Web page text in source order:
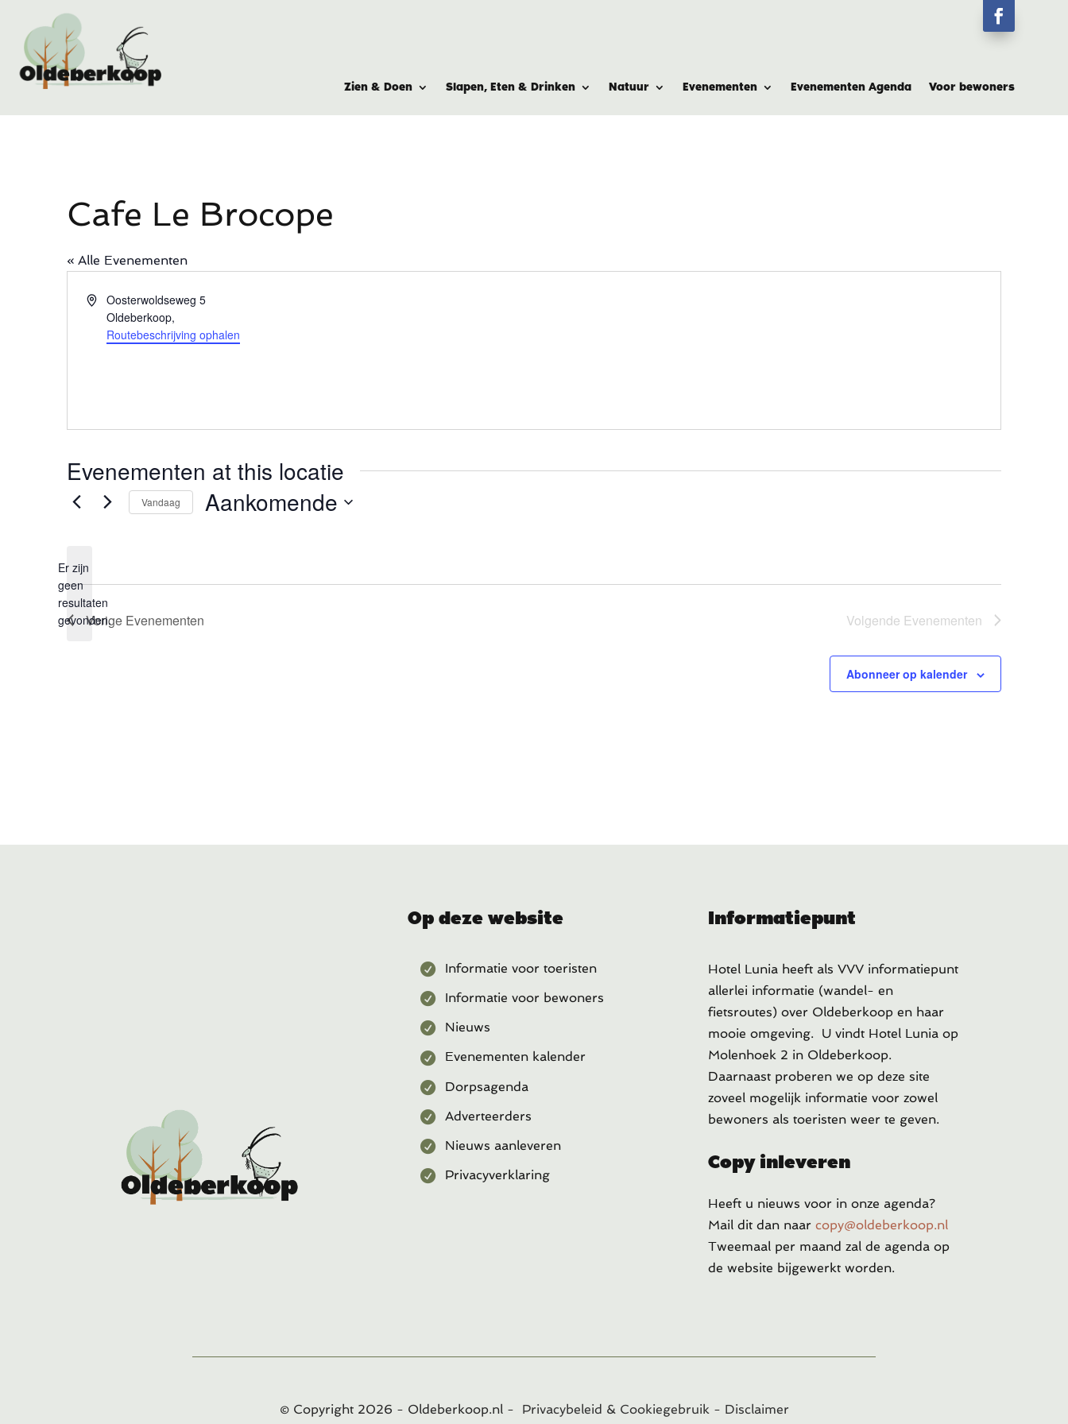
Zien & Doen Slapen, Eten & Drinken Natuur Evenementen Evenementen Agenda Voor bewoners
Cafe Le Brocope
« Alle Evenementen
AdresOosterwoldseweg 5
Oldeberkoop,
Routebeschrijving ophalen
Evenementen at this locatie
Bericht
Er zijn
geen
resultaten
gevonden.
Vandaag Aankomende
Vorige Evenementen Volgende Evenementen
Abonneer op kalender
Op deze website
Informatie voor toeristen
Informatie voor bewoners
Nieuws
Evenementen kalender
Dorpsagenda
Adverteerders
Nieuws aanleveren
Privacyverklaring
Informatiepunt
Hotel Lunia heeft als VVV informatiepunt
allerlei informatie (wandel- en
fietsroutes) over Oldeberkoop en haar
mooie omgeving. U vindt Hotel Lunia op
Molenhoek 2 in Oldeberkoop.
Daarnaast proberen we op deze site
zoveel mogelijk informatie voor zowel
bewoners als toeristen weer te geven.
Copy inleveren
Heeft u nieuws voor in onze agenda?
Mail dit dan naar copy@oldeberkoop.nl
Tweemaal per maand zal de agenda op
de website bijgewerkt worden.
© Copyright 2026 - Oldeberkoop.nl - Privacybeleid & Cookiegebruik - Disclaimer